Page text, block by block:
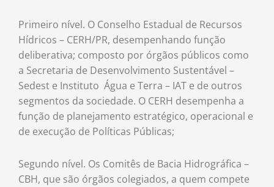
Primeiro nível. O Conselho Estadual de Recursos
Hídricos – CERH/PR, desempenhando função
deliberativa; composto por órgãos públicos como
a Secretaria de Desenvolvimento Sustentável –
Sedest e Instituto Água e Terra – IAT e de outros
segmentos da sociedade. O CERH desempenha a
função de planejamento estratégico, operacional e
de execução de Políticas Públicas;
Segundo nível. Os Comitês de Bacia Hidrográfica –
CBH, que são órgãos colegiados, a quem compete